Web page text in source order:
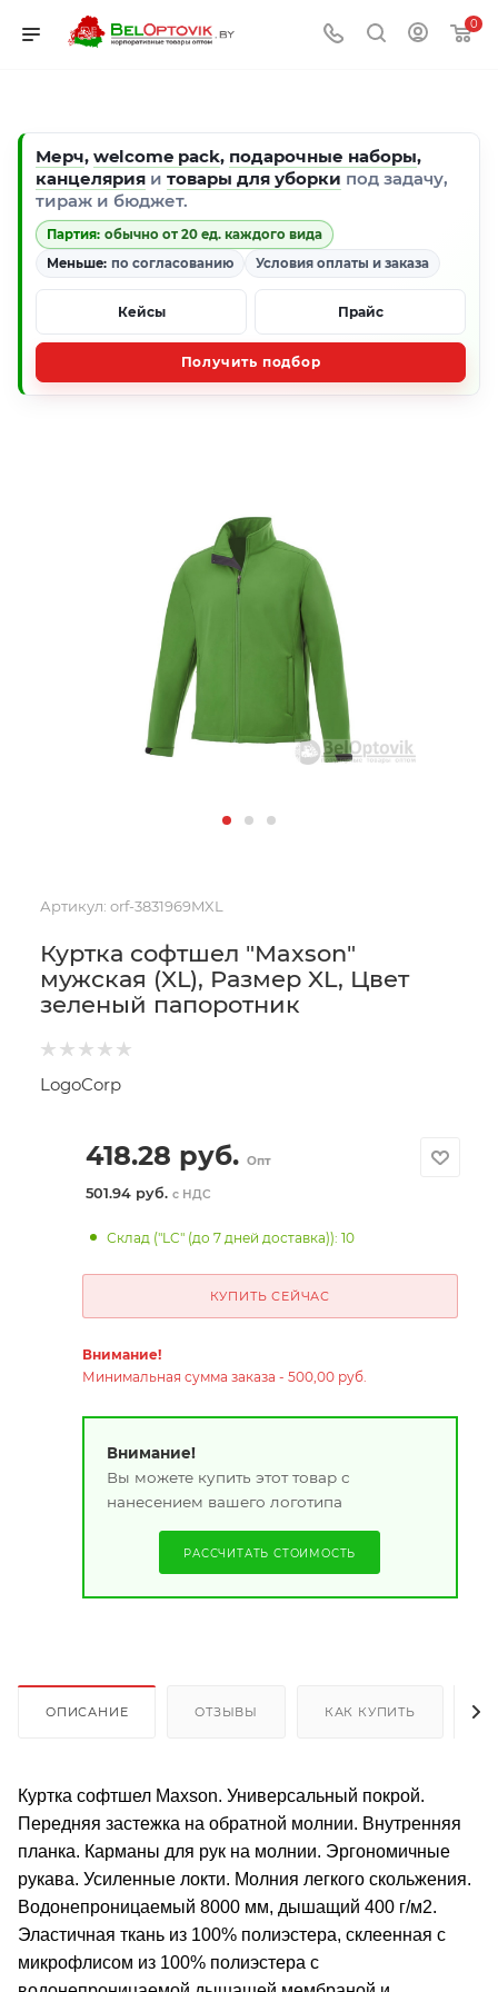
0
Мерч, welcome pack, подарочные наборы,
канцелярия и товары для уборки под задачу,
тираж и бюджет.
Партия: обычно от 20 ед. каждого вида
Меньше: по согласованию Условия оплаты и заказа
Кейсы Прайс
Получить подбор
Артикул: orf-3831969MXL
Куртка софтшел "Maxson"
мужская (XL), Размер XL, Цвет
зеленый папоротник
LogoCorp
418.28 руб. Опт
501.94 руб. с НДС
Склад ("LC" (до 7 дней доставка)): 10
КУПИТЬ СЕЙЧАС
Внимание!
Минимальная сумма заказа - 500,00 руб.
Внимание!
Вы можете купить этот товар с
нанесением вашего логотипа
РАССЧИТАТЬ СТОИМОСТЬ
ОПИСАНИЕ ОТЗЫВЫ КАК КУПИТЬ
Куртка софтшел Maxson. Универсальный покрой.
Передняя застежка на обратной молнии. Внутренняя
планка. Карманы для рук на молнии. Эргономичные
рукава. Усиленные локти. Молния легкого скольжения.
Водонепроницаемый 8000 мм, дышащий 400 г/м2.
Эластичная ткань из 100% полиэстера, склеенная с
микрофлисом из 100% полиэстера с